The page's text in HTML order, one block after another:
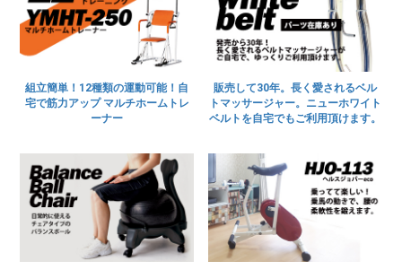
組立簡単！12種類の運動可能！自
宅で筋力アップ マルチホームトレ
ーナー
販売して30年。長く愛されるベル
トマッサージャー。ニューホワイト
ベルトを自宅でもご利用頂けます。